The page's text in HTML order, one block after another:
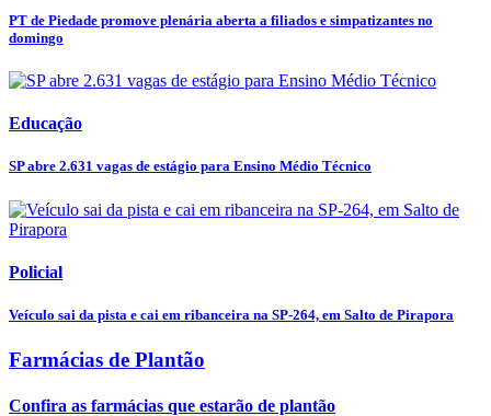
PT de Piedade promove plenária aberta a filiados e simpatizantes no
domingo
Educação
SP abre 2.631 vagas de estágio para Ensino Médio Técnico
Policial
Veículo sai da pista e cai em ribanceira na SP-264, em Salto de Pirapora
Farmácias de Plantão
Confira as farmácias que estarão de plantão